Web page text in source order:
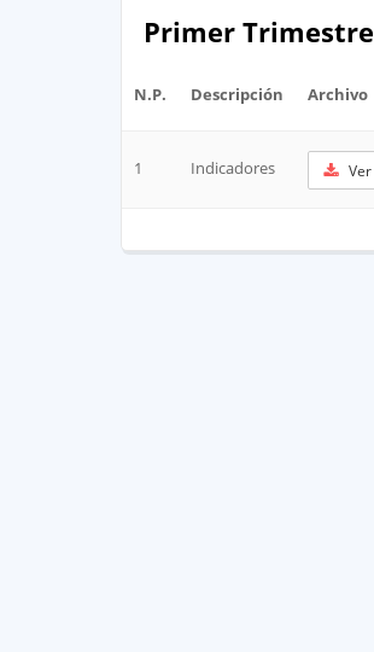
Primer Trimestre
N.P. Descripción Archivo
1 Indicadores Ver